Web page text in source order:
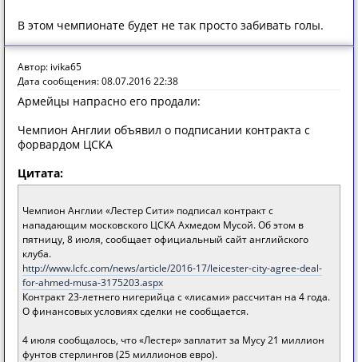
В этом чемпионате будет не так просто забивать голы.
Автор: ivika65
Дата сообщения: 08.07.2016 22:38
Армейцы напрасно его продали:
Чемпион Англии объявил о подписании контракта с
форвардом ЦСКА
Цитата:
Чемпион Англии «Лестер Сити» подписал контракт с
нападающим московского ЦСКА Ахмедом Мусой. Об этом в
пятницу, 8 июля, сообщает официальный сайт английского
клуба.
http://www.lcfc.com/news/article/2016-17/leicester-city-agree-deal-
for-ahmed-musa-3175203.aspx
Контракт 23-летнего нигерийца с «лисами» рассчитан на 4 года.
О финансовых условиях сделки не сообщается.
4 июля сообщалось, что «Лестер» заплатит за Мусу 21 миллион
фунтов стерлингов (25 миллионов евро).